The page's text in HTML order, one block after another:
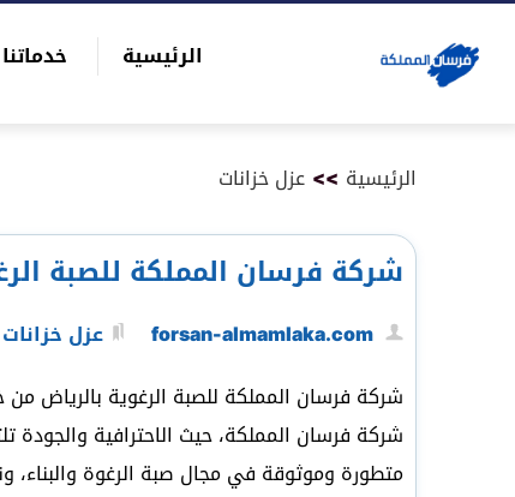
المحتوى
الرئيسية خدماتنا
الرئيسية >> عزل خزانات
شركة فرسان المملكة للصبة الرغوية
forsan-almamlaka.com
عزل خزانات
شركة فرسان المملكة للصبة الرغوية بالرياض من
شركة فرسان المملكة، حيث الاحترافية والجودة
متطورة وموثوقة في مجال صبة الرغوة والبناء،